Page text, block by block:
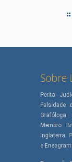
Sobre
Perita
Falsidade
Grafóloga
Membro
Inglaterra.
e